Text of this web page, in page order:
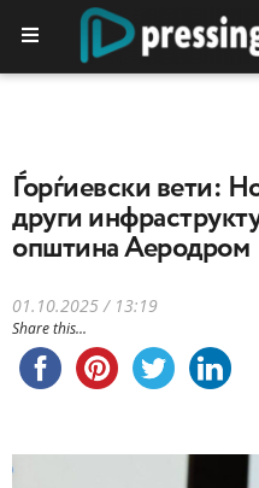
Ѓорѓиевски вети:
други
општина Аеродром
01.10.2025 / 13:19
Share this...